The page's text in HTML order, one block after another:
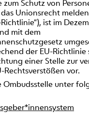
zum Schutz von
Unionsrecht melden
ist im
mit dem
der EU-Richtlinie
einer Stelle zur
Rechtsverstößen vor.
Ombudsstelle unter